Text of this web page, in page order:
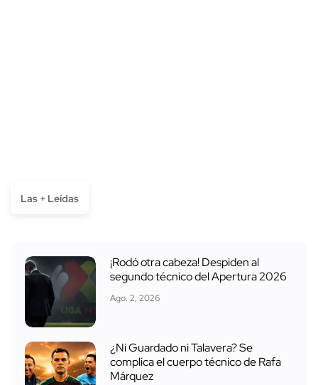
Las + Leídas
¡Rodó otra cabeza! Despiden al
segundo técnico del Apertura 2026
Ago. 2, 2026
¿Ni Guardado ni Talavera? Se
complica el cuerpo técnico de Rafa
Márquez